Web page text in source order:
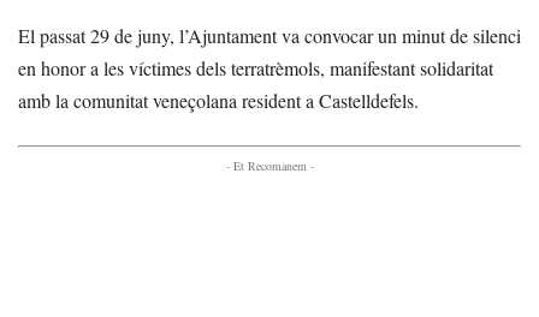
El passat 29 de juny, l’Ajuntament va convocar un minut de silenci
en honor a les víctimes dels terratrèmols, manifestant solidaritat
amb la comunitat veneçolana resident a Castelldefels.
- Et Recomanem -